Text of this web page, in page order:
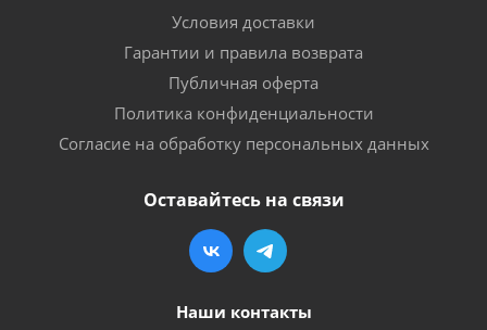
Условия доставки
Гарантии и правила возврата
Публичная оферта
Политика конфиденциальности
Согласие на обработку персональных данных
Оставайтесь на связи
Наши контакты